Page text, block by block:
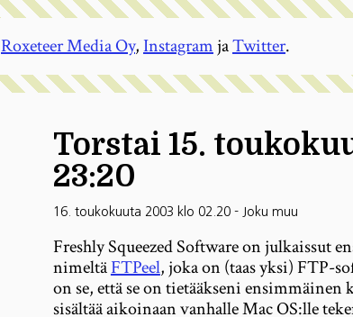
Torstai 15.
23:20
16. toukokuuta 2003 klo 02.20- Joku muu
Freshly Squeezed Software on julkaissut
nimeltäFTPeel, joka on (taas yksi) FTP-
on se, että se on tietääkseni
sisältää aikoinaan vanhalle Mac OS:lle
Roxeteer Media Oy,InstagramjaTwitter.